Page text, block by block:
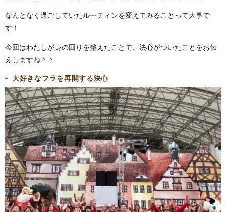
なんとなく過ごしていたルーティンを変えてみることって大事で
す！
今回はわたしが身の回りを整えたことで、決心がついたことをお伝
えしますね＾＾
大好きなフラを再開する決心